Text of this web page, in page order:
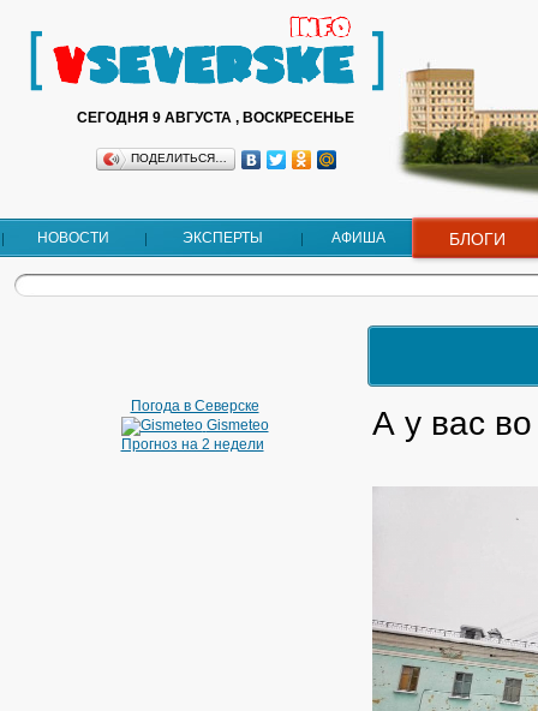
СЕГОДНЯ 9 АВГУСТА , ВОСКРЕСЕНЬЕ
ПОДЕЛИТЬСЯ…
НОВОСТИ ЭКСПЕРТЫ АФИША БЛОГИ
Погода в Северске
Gismeteo
Прогноз на 2 недели
А у вас